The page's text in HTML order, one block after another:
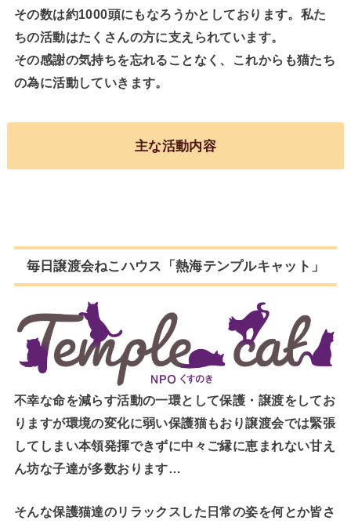
その数は約1000頭にもなろうかとしております。私た
ちの活動はたくさんの方に支えられています。
その感謝の気持ちを忘れることなく、これからも猫たち
の為に活動していきます。
主な活動内容
毎日譲渡会ねこハウス「熱海テンプルキャット」
不幸な命を減らす活動の一環として保護・譲渡をしてお
りますが環境の変化に弱い保護猫もおり譲渡会では緊張
してしまい本領発揮できずに中々ご縁に恵まれない甘え
ん坊な子達が多数おります…
そんな保護猫達のリラックスした日常の姿を何とか皆さ